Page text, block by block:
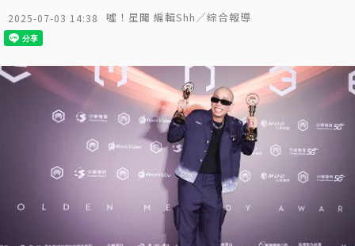
2025-07-03 14:38 噓！星聞 編輯Shh／綜合報導